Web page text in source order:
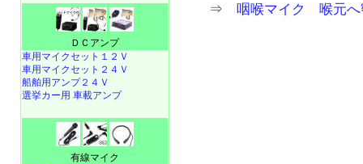
⇒ 咽喉マイク 喉元へ
ＤＣアンプ
車用マイクセット１２Ｖ
車用マイクセット２４Ｖ
船舶用アンプ２４Ｖ
選挙カー用 車載アンプ
有線マイク